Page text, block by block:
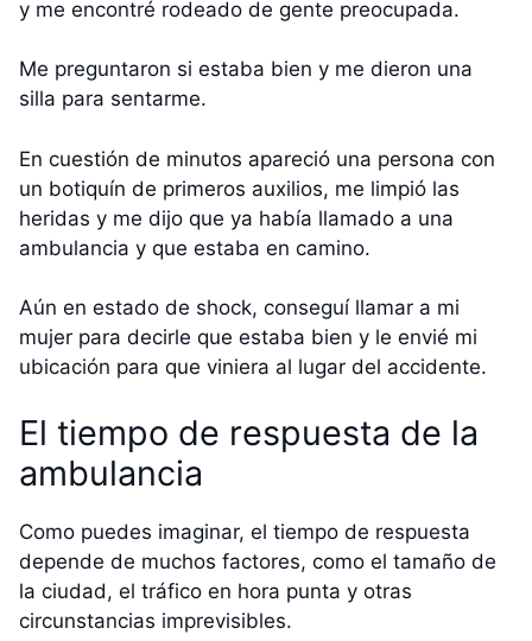
y me encontré rodeado de gente preocupada.
Me preguntaron si estaba bien y me dieron una
silla para sentarme.
En cuestión de minutos apareció una persona con
un botiquín de primeros auxilios, me limpió las
heridas y me dijo que ya había llamado a una
ambulancia y que estaba en camino.
Aún en estado de shock, conseguí llamar a mi
mujer para decirle que estaba bien y le envié mi
ubicación para que viniera al lugar del accidente.
El tiempo de respuesta de la
ambulancia
Como puedes imaginar, el tiempo de respuesta
depende de muchos factores, como el tamaño de
la ciudad, el tráfico en hora punta y otras
circunstancias imprevisibles.